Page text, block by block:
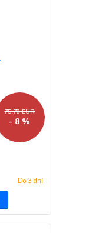
75,70 EUR
- 8 %
Do 3 dní